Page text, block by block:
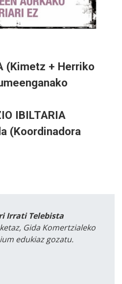
(Kimetz + Herriko
IBILTARIA
(Koordinadora
Irrati Telebista
Gida Komertzialeko
edukiaz gozatu.